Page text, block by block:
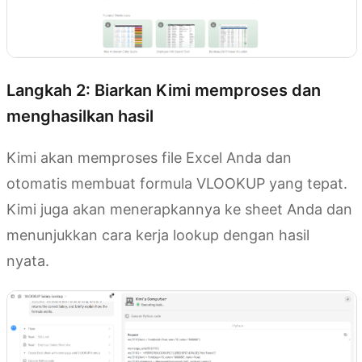
Langkah 2: Biarkan Kimi memproses dan
menghasilkan hasil
Kimi akan memproses file Excel Anda dan
otomatis membuat formula VLOOKUP yang tepat.
Kimi juga akan menerapkannya ke sheet Anda dan
menunjukkan cara kerja lookup dengan hasil
nyata.